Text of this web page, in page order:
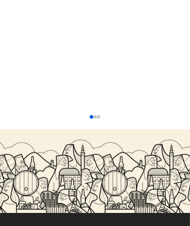
Vicenza Jazz fa tappa da Ofelia